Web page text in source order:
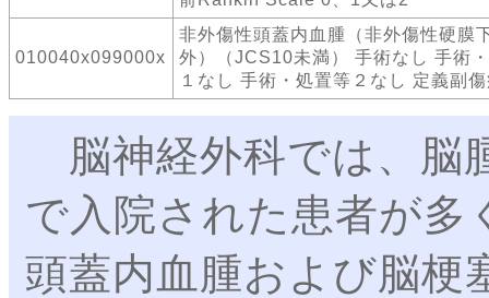
010040x099000x
非外傷性頭蓋内血腫（非外傷性硬膜
外）（JCS10未満） 手術なし 手術
１なし 手術・処置等２なし 定義副
脳神経外科では、脳
で入院された患者が多
頭蓋内血腫および脳梗